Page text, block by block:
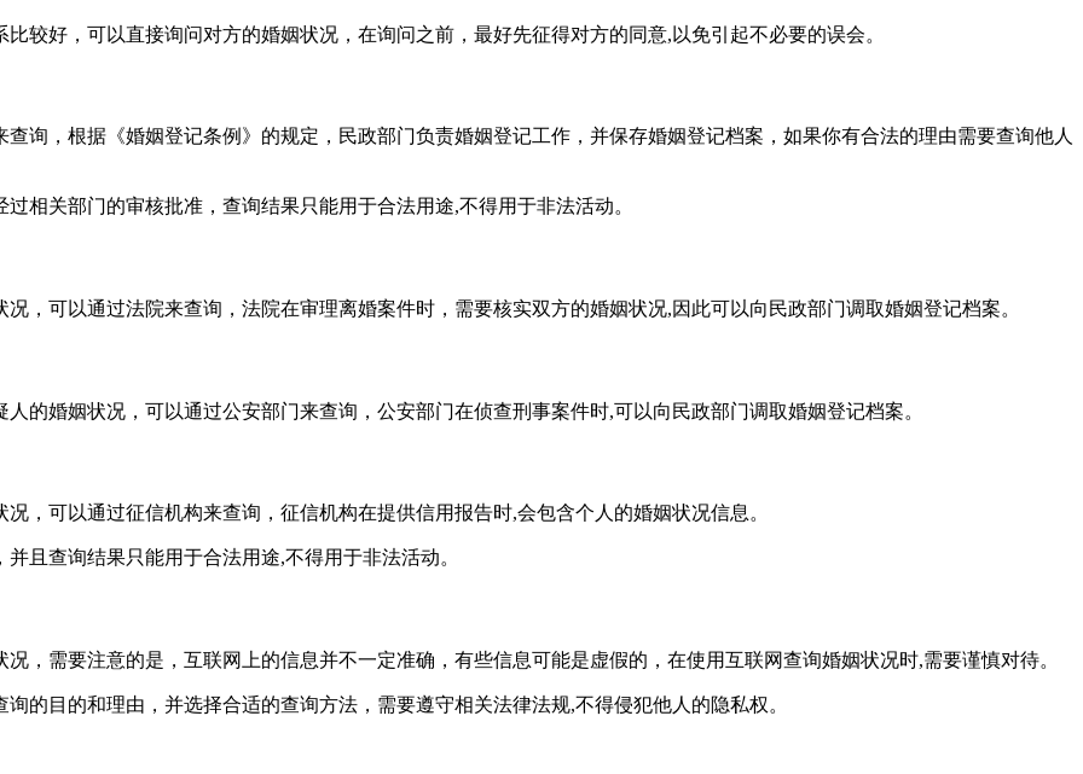
较好，可以直接询问对方的婚姻状况，在询问之前，最好先征得对方的同意,以免引起不必要的误会。
询，根据《婚姻登记条例》的规定，民政部门负责婚姻登记工作，并保存婚姻登记档案，如果你有合法的理由需要查询他人
相关部门的审核批准，查询结果只能用于合法用途,不得用于非法活动。
，可以通过法院来查询，法院在审理离婚案件时，需要核实双方的婚姻状况,因此可以向民政部门调取婚姻登记档案。
的婚姻状况，可以通过公安部门来查询，公安部门在侦查刑事案件时,可以向民政部门调取婚姻登记档案。
，可以通过征信机构来查询，征信机构在提供信用报告时,会包含个人的婚姻状况信息。
且查询结果只能用于合法用途,不得用于非法活动。
，需要注意的是，互联网上的信息并不一定准确，有些信息可能是虚假的，在使用互联网查询婚姻状况时,需要谨慎对待。
的目的和理由，并选择合适的查询方法，需要遵守相关法律法规,不得侵犯他人的隐私权。